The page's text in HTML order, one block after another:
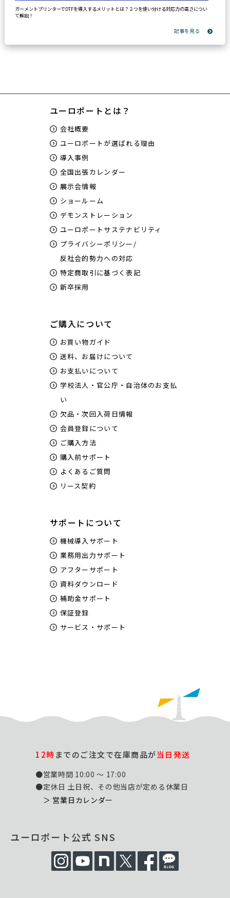
ガーメントプリンターでDTFを導入するメリットとは？２つを使い分ける対応力の高さについ
て解説！
ユーロポートとは？
会社概要
ユーロポートが選ばれる理由
導入事例
全国出張カレンダー
展示会情報
ショールーム
デモンストレーション
ユーロポートサステナビリティ
プライバシーポリシー/
反社会的勢力への対応
特定商取引に基づく表記
新卒採用
ご購入について
お買い物ガイド
送料、お届けについて
お支払いについて
学校法人・官公庁・自治体のお支払
い
欠品・次回入荷日情報
会員登録について
ご購入方法
購入前サポート
よくあるご質問
リース契約
サポートについて
機械導入サポート
業務用出力サポート
アフターサポート
資料ダウンロード
補助金サポート
保証登録
サービス・サポート
12時までのご注文で在庫商品が当日発送
●営業時間 10:00 ～ 17:00
●定休日 土日祝、その他当店が定める休業日
＞ 営業日カレンダー
ユーロポート公式 SNS